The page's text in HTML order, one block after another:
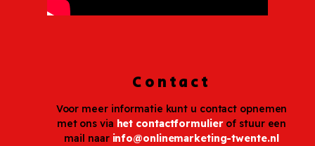
Contact
Voor meer informatie kunt u contact opnemen
met ons via het contactformulierof stuur een
mail naar info@onlinemarketing-twente.nl